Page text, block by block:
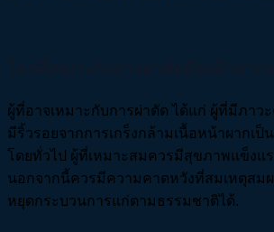
ผู้ที่อาจเหมาะกับการผ่าตัด ได้แก่ ผู้ที่มีภา
มีริ้วรอยจากการเกร็งกล้ามเนื้อหน้าผากเป็
โดยทั่วไป ผู้ที่เหมาะสมควรมีสุขภาพแข็งแ
นอกจากนี้ควรมีความคาดหวังที่สมเหตุสม
หยุดกระบวนการแก่ตามธรรมชาติได้.